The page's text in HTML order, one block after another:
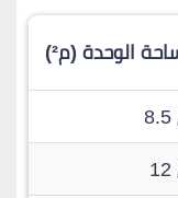
الوحدة (م²)